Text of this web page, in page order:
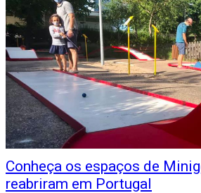
Conheça os espaços de
reabriram em Portugal